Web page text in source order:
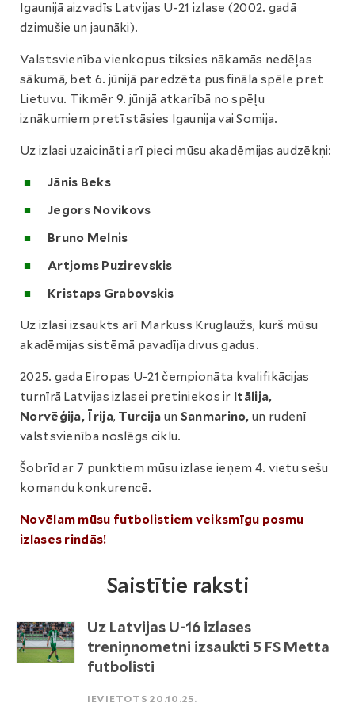
Igaunijā aizvadīs Latvijas U-21 izlase (2002. gadā
dzimušie un jaunāki).
Valstsvienība vienkopus tiksies nākamās nedēļas
sākumā, bet 6. jūnijā paredzēta pusfināla spēle pret
Lietuvu. Tikmēr 9. jūnijā atkarībā no spēļu
iznākumiem pretī stāsies Igaunija vai Somija.
Uz izlasi uzaicināti arī pieci mūsu akadēmijas audzēkņi:
Jānis Beks
Jegors Novikovs
Bruno Melnis
Artjoms Puzirevskis
Kristaps Grabovskis
Uz izlasi izsaukts arī Markuss Kruglaužs, kurš mūsu
akadēmijas sistēmā pavadīja divus gadus.
2025. gada Eiropas U-21 čempionāta kvalifikācijas
turnīrā Latvijas izlasei pretiniekos ir Itālija,
Norvēģija, Īrija, Turcija un Sanmarino, un rudenī
valstsvienība noslēgs ciklu.
Šobrīd ar 7 punktiem mūsu izlase ieņem 4. vietu sešu
komandu konkurencē.
Novēlam mūsu futbolistiem veiksmīgu posmu
izlases rindās!
Saistītie raksti
Uz Latvijas U-16 izlases
treniņnometni izsaukti 5 FS Metta
futbolisti
IEVIETOTS 20.10.25.